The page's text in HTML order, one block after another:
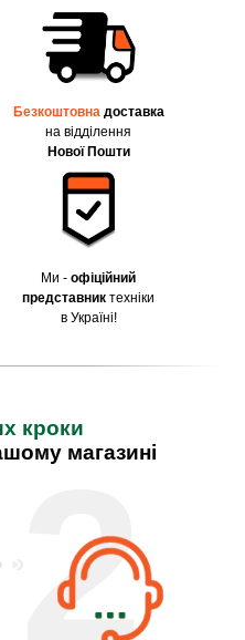
Безкоштовна доставка
на відділення
Нової Пошти
Ми - офіційний
представник техніки
в Україні!
2
кроки
магазині